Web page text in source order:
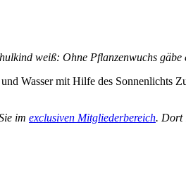
weiß: Ohne Pflanzenwuchs
Wasser mit Hilfe des
im exclusiven Mitgliederbereich. Dort